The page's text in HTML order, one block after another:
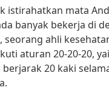
istirahatkan mata
banyak bekerja di
seorang ahli
aturan 20-20-20,
20 kaki